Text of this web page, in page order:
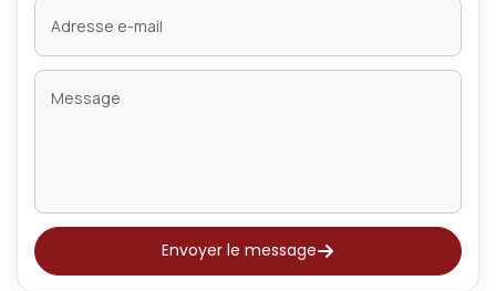
Envoyer le message